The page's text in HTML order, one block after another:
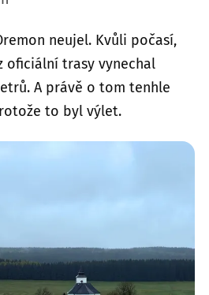
neujel. Kvůli počasí,
oficiální trasy vynechal
A právě o tom tenhle
to byl výlet.